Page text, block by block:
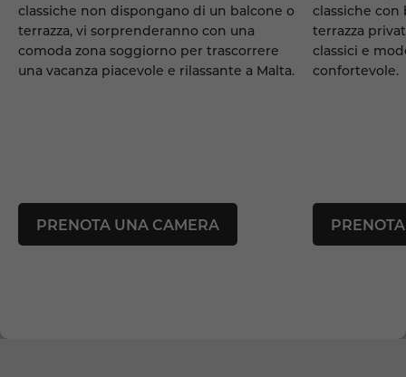
classiche non dispongano di un balcone o
terrazza, vi sorprenderanno con una
comoda zona soggiorno per trascorrere
una vacanza piacevole e rilassante a Malta.
PRENOTA UNA CAMERA
classiche
terrazza
classici e
confortevole.